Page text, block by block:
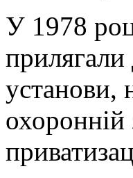
У 1978
установи,
охоронній